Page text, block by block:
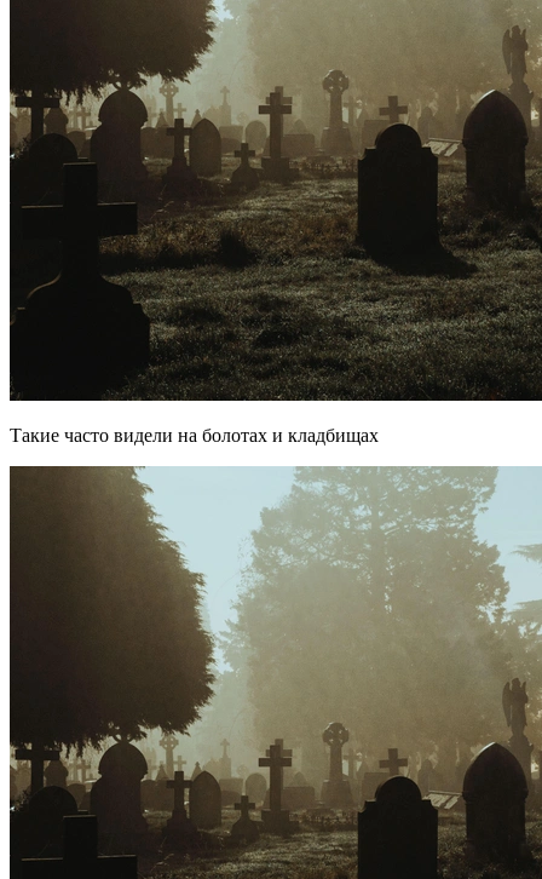
Такие часто видели на болотах и кладбищах